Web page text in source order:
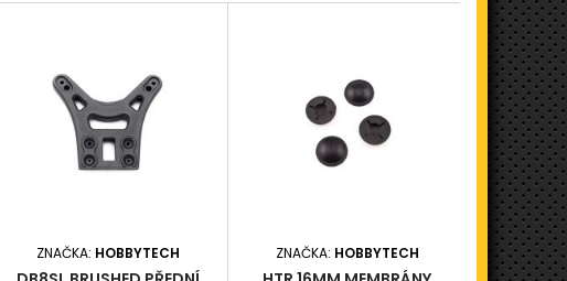
ZNAČKA: HOBBYTECH ZNAČKA: HOBBYTECH